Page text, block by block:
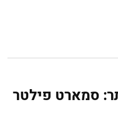
סמארט פילטר